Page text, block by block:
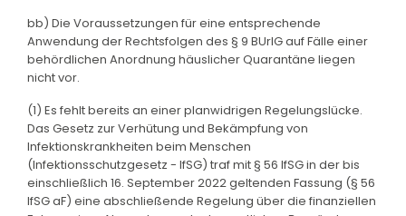
bb) Die Voraussetzungen für eine entsprechende
Anwendung der Rechtsfolgen des § 9 BUrlG auf Fälle einer
behördlichen Anordnung häuslicher Quarantäne liegen
nicht vor.
(1) Es fehlt bereits an einer planwidrigen Regelungslücke.
Das Gesetz zur Verhütung und Bekämpfung von
Infektionskrankheiten beim Menschen
(Infektionsschutzgesetz - IfSG) traf mit § 56 IfSG in der bis
einschließlich 16. September 2022 geltenden Fassung (§ 56
IfSG aF) eine abschließende Regelung über die finanziellen